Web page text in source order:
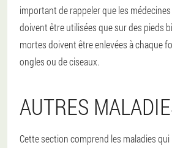
important de rappeler que les
doivent être utilisées que sur des pieds
mortes doivent être enlevées à chaque
ongles ou de ciseaux.
AUTRES
Cette section comprend les maladies